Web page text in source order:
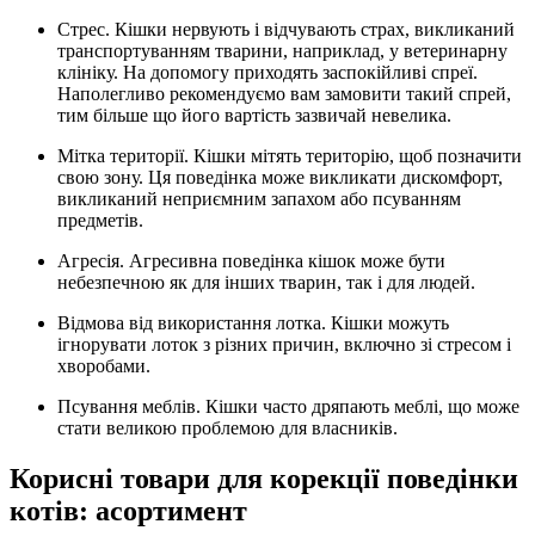
Стрес. Кішки нервують і відчувають страх, викликаний
транспортуванням тварини, наприклад, у ветеринарну
клініку. На допомогу приходять заспокійливі спреї.
Наполегливо рекомендуємо вам замовити такий спрей,
тим більше що його вартість зазвичай невелика.
Мітка території. Кішки мітять територію, щоб позначити
свою зону. Ця поведінка може викликати дискомфорт,
викликаний неприємним запахом або псуванням
предметів.
Агресія. Агресивна поведінка кішок може бути
небезпечною як для інших тварин, так і для людей.
Відмова від використання лотка. Кішки можуть
ігнорувати лоток з різних причин, включно зі стресом і
хворобами.
Псування меблів. Кішки часто дряпають меблі, що може
стати великою проблемою для власників.
Корисні товари для корекції поведінки
котів: асортимент